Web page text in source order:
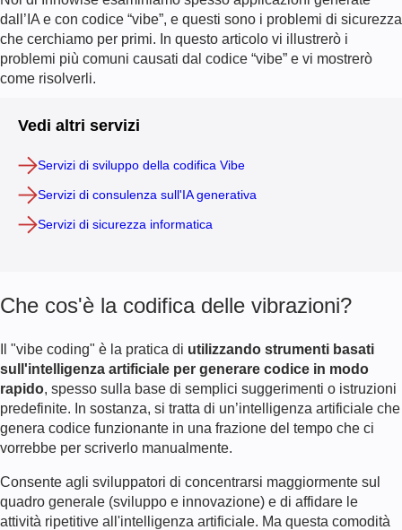
dall’IA e con codice “vibe”, e questi sono i problemi di sicurezza
che cerchiamo per primi. In questo articolo vi illustrerò i
problemi più comuni causati dal codice “vibe” e vi mostrerò
come risolverli.
Vedi altri servizi
Servizi di sviluppo della codifica Vibe
Servizi di consulenza sull'IA generativa
Servizi di sicurezza informatica
Che cos'è la codifica delle vibrazioni?
Il "vibe coding" è la pratica di utilizzando strumenti basati
sull'intelligenza artificiale per generare codice in modo
rapido, spesso sulla base di semplici suggerimenti o istruzioni
predefinite. In sostanza, si tratta di un’intelligenza artificiale che
genera codice funzionante in una frazione del tempo che ci
vorrebbe per scriverlo manualmente.
Consente agli sviluppatori di concentrarsi maggiormente sul
quadro generale (sviluppo e innovazione) e di affidare le
attività ripetitive all'intelligenza artificiale. Ma questa comodità